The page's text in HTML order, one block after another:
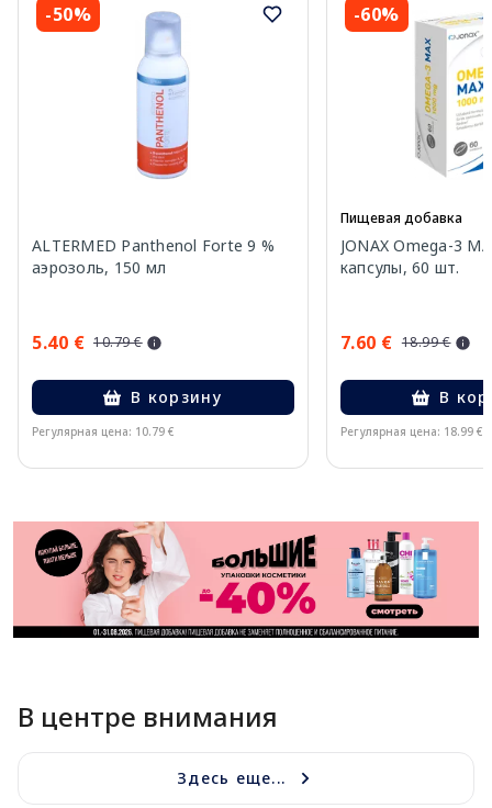
-50%
ALTERMED Panthenol Forte 9 %
аэрозоль, 150 мл
5.40 € 10.79 €
В корзину
Регулярная цена: 10.79 €
-60%
Пищевая добавка
JONAX Omega-3
капсулы, 60 шт.
7.60 € 18.99 €
В
Регулярная цена: 18.99 €
В центре внимания
Здесь еще...